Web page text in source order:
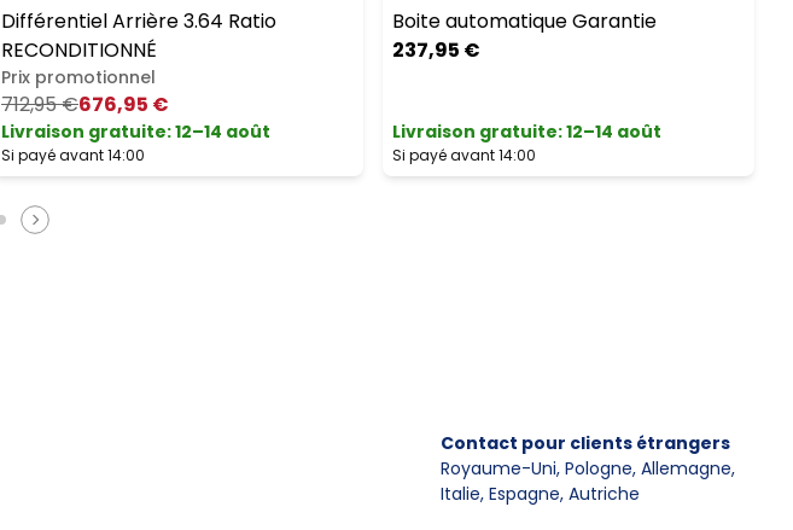
Différentiel Arrière 3.64 Ratio
RECONDITIONNÉ
Prix promotionnel
712,95 €676,95 €
Livraison gratuite:12–14 août
Si payé avant 14:00
Boite automatique Garantie
237,95 €
Livraison gratuite:12–14 août
Si payé avant 14:00
Contact pour clients étrangers
Royaume-Uni, Pologne, Allemagne,
Italie, Espagne, Autriche